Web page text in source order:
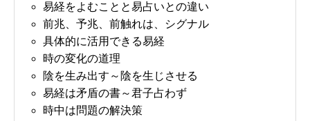
易経をよむことと易占いとの違い
前兆、予兆、前触れは、シグナル
具体的に活用できる易経
時の変化の道理
陰を生み出す～陰を生じさせる
易経は矛盾の書～君子占わず
時中は問題の解決策